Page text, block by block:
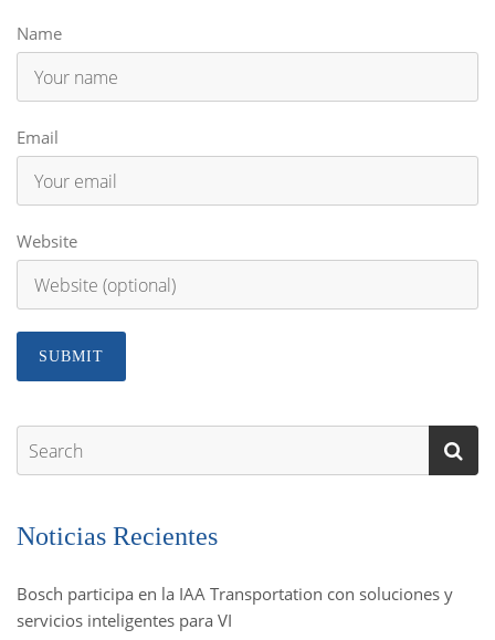
Name
Email
Website
Noticias Recientes
Bosch participa en la IAA Transportation con soluciones y
servicios inteligentes para VI